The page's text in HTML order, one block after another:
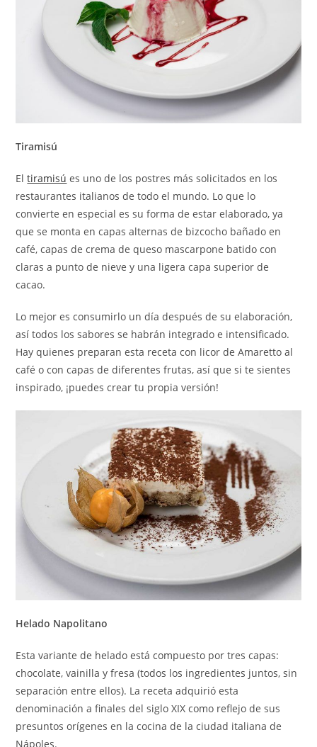
Tiramisú
Eltiramisú es uno de los postres más solicitados en los
restaurantes italianos de todo el mundo. Lo que lo
convierte en especial es su forma de estar elaborado, ya
que se monta en capas alternas de bizcocho bañado en
café, capas de crema de queso mascarpone batido con
claras a punto de nieve y una ligera capa superior de
cacao.
Lo mejor es consumirlo un día después de su elaboración,
así todos los sabores se habrán integrado e intensificado.
Hay quienes preparan esta receta con licor de Amaretto al
café o con capas de diferentes frutas, así que si te sientes
inspirado, ¡puedes crear tu propia versión!
Helado Napolitano
Esta variante de helado está compuesto por tres capas:
chocolate, vainilla y fresa (todos los ingredientes juntos, sin
separación entre ellos). La receta adquirió esta
denominación a finales del siglo XIX como reflejo de sus
presuntos orígenes en la cocina de la ciudad italiana de
Nápoles.